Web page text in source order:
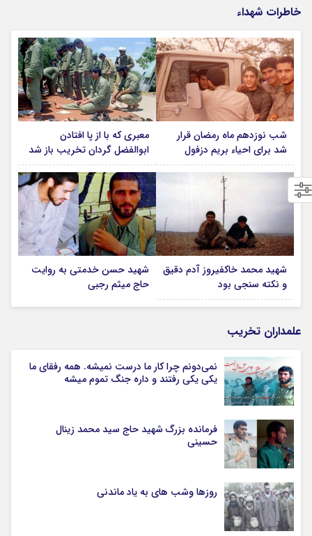
خاطرات شهداء
شب نوزدهم ماه رمضان قرار
شد برای احیاء بریم دزفول
معبری که با از پا افتادن
ابوالفضل گردان تخریب باز شد
شهید محمد خاکفیروز آدم دقیق
و نکته سنجی بود
شهید حسن خدمتی به روایت
حاج میثم رجبی
علمداران تخریب
نمی‌دونم چرا کار ما درست نمیشه. همه رفقای ما
یکی یکی رفتند و داره جنگ تموم میشه
فرمانده بزرگ شهید حاج سید محمد زینال
حسینی
روزها وشب های به یاد ماندنی